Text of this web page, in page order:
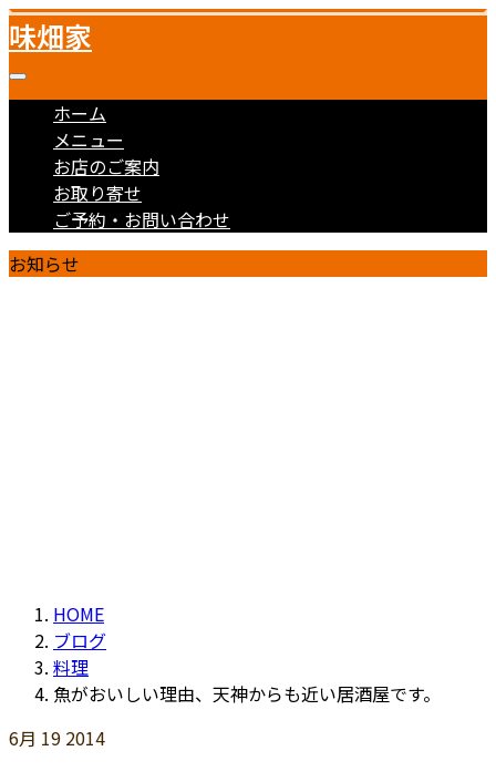
味畑家
ホーム
メニュー
お店のご案内
お取り寄せ
ご予約・お問い合わせ
お知らせ
HOME
ブログ
料理
魚がおいしい理由、天神からも近い居酒屋です。
6月 19 2014